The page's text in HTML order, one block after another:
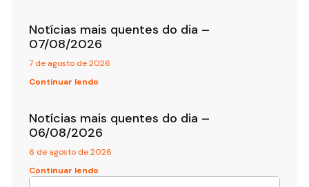
Notícias mais quentes do dia –
07/08/2026
7 de agosto de 2026
Continuar lendo
Notícias mais quentes do dia –
06/08/2026
6 de agosto de 2026
Continuar lendo